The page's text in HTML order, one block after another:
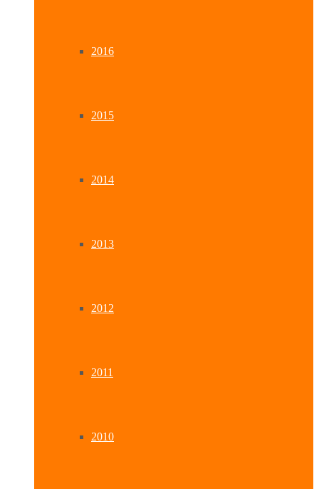
2016
2015
2014
2013
2012
2011
2010